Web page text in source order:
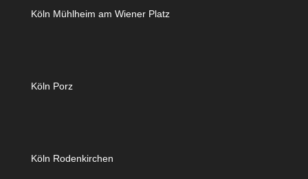
Köln Mühlheim am Wiener Platz
Köln Porz
Köln Rodenkirchen